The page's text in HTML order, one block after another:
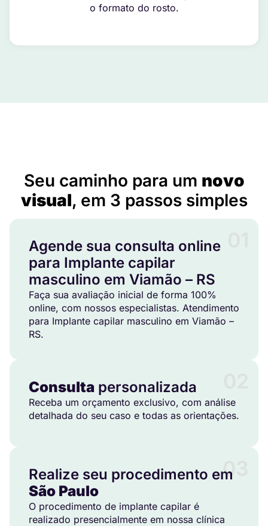
o formato do rosto.
Seu caminho para um novo
visual, em 3 passos simples
Agende sua consulta online
para Implante capilar
masculino em Viamão – RS
Faça sua avaliação inicial de forma 100%
online, com nossos especialistas. Atendimento
para Implante capilar masculino em Viamão –
RS.
Consulta personalizada
Receba um orçamento exclusivo, com análise
detalhada do seu caso e todas as orientações.
03
Realize seu procedimento em
São Paulo
O procedimento de implante capilar é
realizado presencialmente em nossa clínica